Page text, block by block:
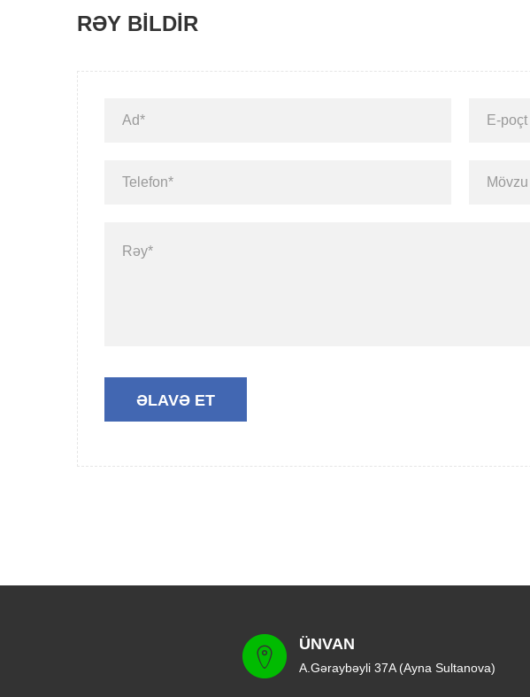
RƏY BILDIR
ÜNVAN
A.Gəraybəyli 37A (Ayna Sultanova)